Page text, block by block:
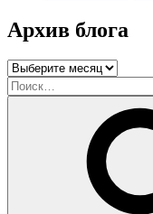
Архив блога
Архив
блога
Искать: